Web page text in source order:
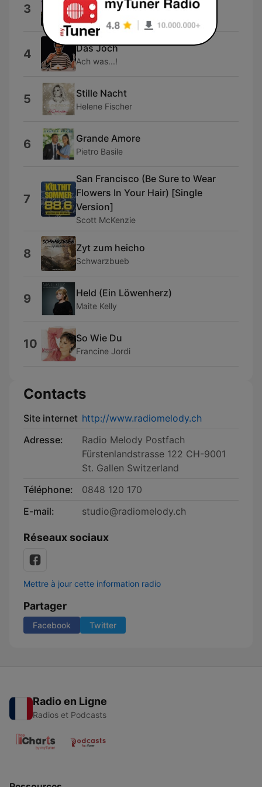
3 Ciao Ciao Amore Ciao
Samay
4 Das Joch
Ach was...!
5 Stille Nacht
Helene Fischer
6 Grande Amore
Pietro Basile
7
San Francisco (Be Sure to Wear
Flowers In Your Hair) [Single
Version]
Scott McKenzie
8 Zyt zum heicho
Schwarzbueb
9 Held (Ein Löwenherz)
Maite Kelly
10 So Wie Du
Francine Jordi
Contacts
Site internet http://www.radiomelody.ch
Adresse:
Radio Melody Postfach
Fürstenlandstrasse 122 CH-9001
St. Gallen Switzerland
Téléphone:
0848 120 170
E-mail:
studio@radiomelody.ch
Réseaux sociaux
Mettre à jour cette information radio
Partager
Facebook Twitter
Radio en Ligne
Radios et Podcasts